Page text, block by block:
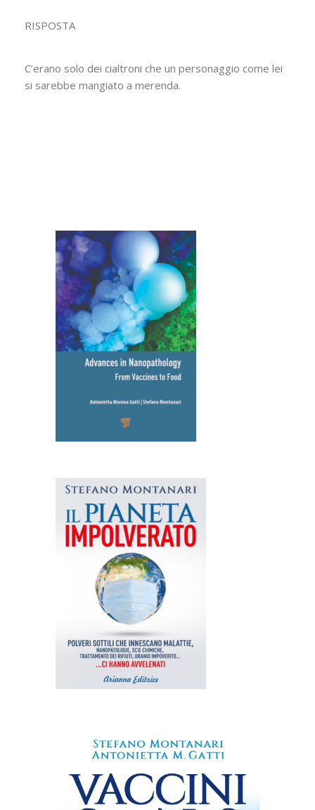
RISPOSTA
C’erano solo dei cialtroni che un personaggio come lei
si sarebbe mangiato a merenda.